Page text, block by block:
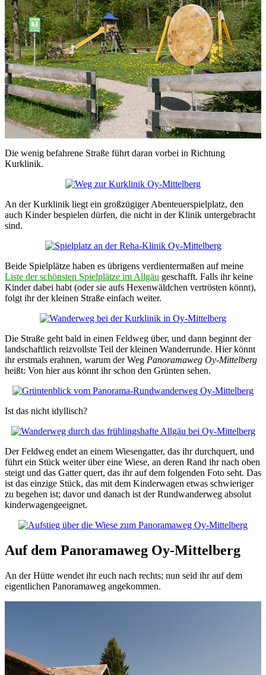
Die wenig befahrene Straße führt daran vorbei in Richtung
Kurklinik.
An der Kurklinik liegt ein großzügiger Abenteuerspielplatz, den
auch Kinder bespielen dürfen, die nicht in der Klinik untergebracht
sind.
Beide Spielplätze haben es übrigens verdientermaßen auf meine
Liste der schönsten Spielplätze im Allgäu geschafft. Falls ihr keine
Kinder dabei habt (oder sie aufs Hexenwäldchen vertrösten könnt),
folgt ihr der kleinen Straße einfach weiter.
Die Straße geht bald in einen Feldweg über, und dann beginnt der
landschaftlich reizvollste Teil der kleinen Wanderrunde. Hier könnt
ihr erstmals erahnen, warum der Weg Panoramaweg Oy-Mittelberg
heißt: Von hier aus könnt ihr schon den Grünten sehen.
Ist das nicht idyllisch?
Der Feldweg endet an einem Wiesengatter, das ihr durchquert, und
führt ein Stück weiter über eine Wiese, an deren Rand ihr nach oben
steigt und das Gatter quert, das ihr auf dem folgenden Foto seht. Das
ist das einzige Stück, das mit dem Kinderwagen etwas schwieriger
zu begehen ist; davor und danach ist der Rundwanderweg absolut
kinderwagengeeignet.
Auf dem Panoramaweg Oy-Mittelberg
An der Hütte wendet ihr euch nach rechts; nun seid ihr auf dem
eigentlichen Panoramaweg angekommen.